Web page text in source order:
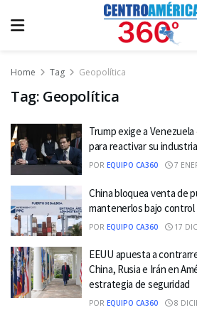
Home Tag Geopolítica
Tag: Geopolítica
Trump exige a
para reactivar su
POR EQUIPO CA360 7
China bloquea venta de
mantenerlos bajo control
POR EQUIPO CA360 17
EEUU apuesta a
China, Rusia e Irán en
estrategia de seguridad
POR EQUIPO CA360 8